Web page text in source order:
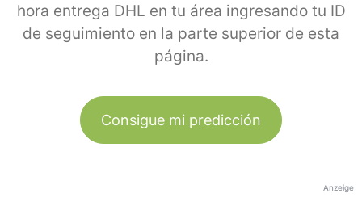
hora entrega DHL en tu área ingresando tu ID
de seguimiento en la parte superior de esta
página.
Consigue mi predicción
Anzeige